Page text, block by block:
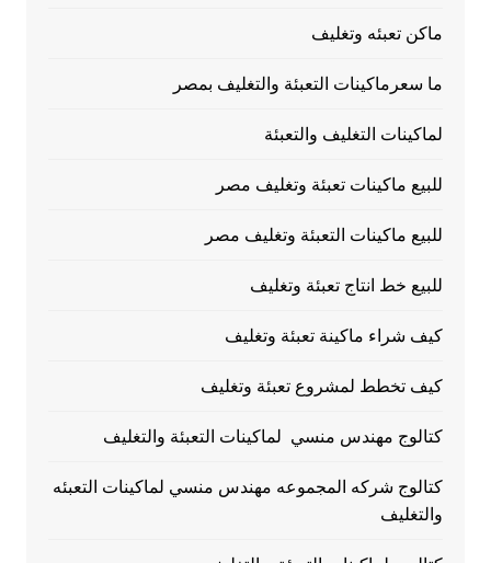
ماكن تعبئه وتغليف
ما سعرماكينات التعبئة والتغليف بمصر
لماكينات التغليف والتعبئة
للبيع ماكينات تعبئة وتغليف مصر
للبيع ماكينات التعبئة وتغليف مصر
للبيع خط انتاج تعبئة وتغليف
كيف شراء ماكينة تعبئة وتغليف
كيف تخطط لمشروع تعبئة وتغليف
كتالوج مهندس منسي لماكينات التعبئة والتغليف
كتالوج شركه المجموعه مهندس منسي لماكينات التعبئه
والتغليف